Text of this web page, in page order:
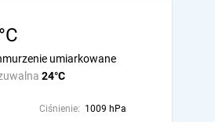
24°C
umiarkowane
Ciśnienie: 1009 hPa